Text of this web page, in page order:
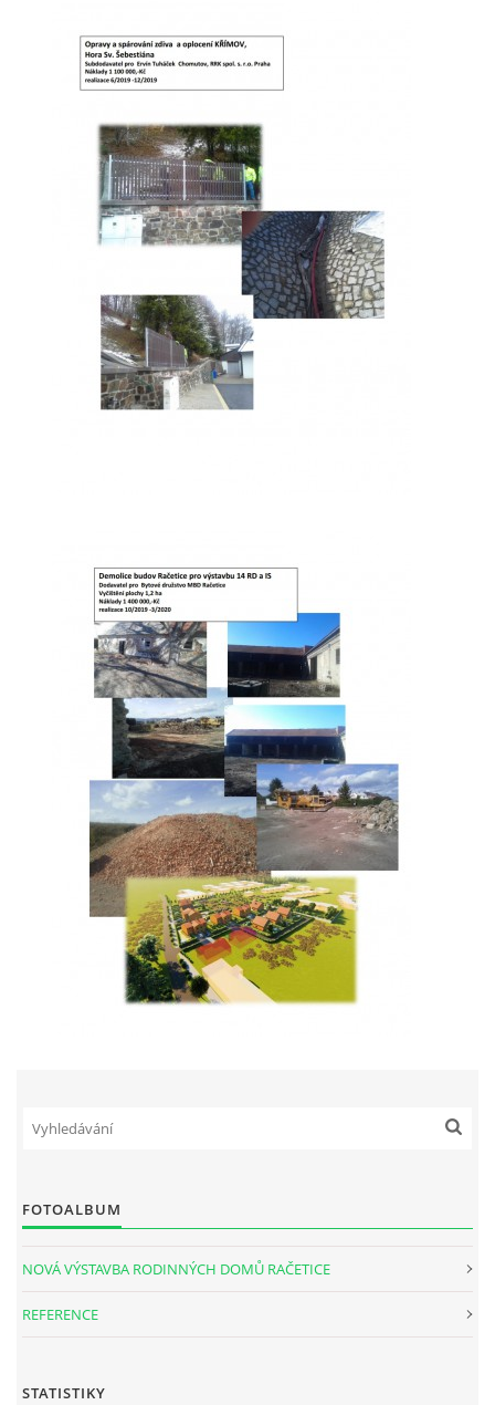
FOTOALBUM
NOVÁ VÝSTAVBA RODINNÝCH DOMŮ RAČETICE
REFERENCE
STATISTIKY